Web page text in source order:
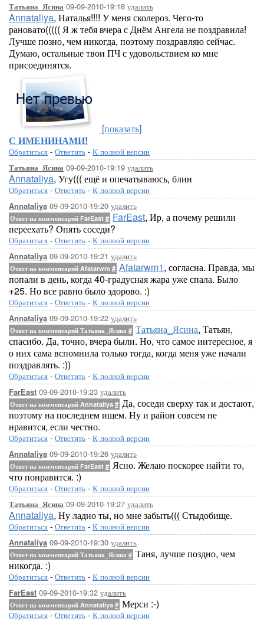
Татьяна_Ясина 09-09-2010-19:18 удалить
Annataliya, Наталья!!!! У меня сколероз. Чего-то
рановато((((( Я ж тебя вчера с Днём Ангела не поздравила!
Лучше позно, чем никогда, поэтому поздравляю сейчас.
Думаю, остальные твои ПЧ с удовольствием ко мне
присоединятся.
[показать]
С ИМЕНИНАМИ!
Обратиться - Ответить - К полной версии
Татьяна_Ясина 09-09-2010-19:19 удалить
Annataliya, Угу((( ещё и опечатываюсь, блин
Обратиться - Ответить - К полной версии
Annataliya 09-09-2010-19:20 удалить
Ответ на комментарий FarEast # FarEast, Ир, а почему решили
переехать? Опять соседи?
Обратиться - Ответить - К полной версии
Annataliya 09-09-2010-19:21 удалить
Ответ на комментарий Afatarwm # Afatarwm1, согласна. Правда, мы
попали в день, когда 40-градусная жара уже спала. Было
+25. Но все равно было здорово. :)
Обратиться - Ответить - К полной версии
Annataliya 09-09-2010-19:22 удалить
Ответ на комментарий Татьяна_Ясина # Татьяна_Ясина, Татьян,
спасибо. Да, точно, вчера были. Но, что самое интересное, я
о них сама вспомнила только тогда, когда меня уже начали
поздравлять. :))
Обратиться - Ответить - К полной версии
FarEast 09-09-2010-19:23 удалить
Ответ на комментарий Annataliya # Да, соседи сверху так и достают,
поэтому на последнем ищем. Ну и район совсем не
нравится, если честно.
Обратиться - Ответить - К полной версии
Annataliya 09-09-2010-19:26 удалить
Ответ на комментарий FarEast # Ясно. Желаю поскорее найти то,
что понравится. :)
Обратиться - Ответить - К полной версии
Татьяна_Ясина 09-09-2010-19:27 удалить
Annataliya, Ну ладно ты, но мне забыть((( Стыдобище.
Обратиться - Ответить - К полной версии
Annataliya 09-09-2010-19:30 удалить
Ответ на комментарий Татьяна_Ясина # Таня, лучше поздно, чем
никогда. :)
Обратиться - Ответить - К полной версии
FarEast 09-09-2010-19:32 удалить
Ответ на комментарий Annataliya # Мерси :-)
Обратиться - Ответить - К полной версии